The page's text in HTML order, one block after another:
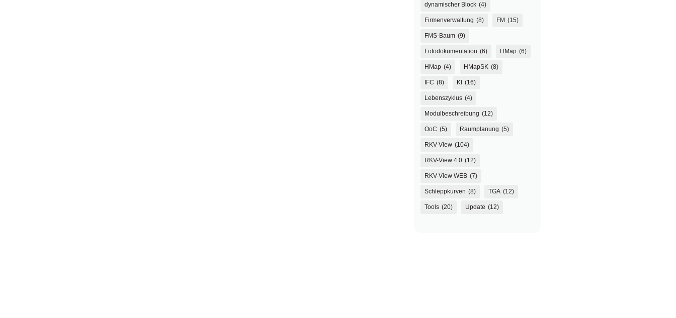
dynamischer Block (4)
Firmenverwaltung (8) FM (15)
FMS-Baum (9)
Fotodokumentation (6) HMap (6)
HMap (4) HMapSK (8)
IFC (8) KI (16)
Lebenszyklus (4)
Modulbeschreibung (12)
OoC (5) Raumplanung (5)
RKV-View (104)
RKV-View 4.0 (12)
RKV-View WEB (7)
Schleppkurven (8) TGA (12)
Tools (20) Update (12)